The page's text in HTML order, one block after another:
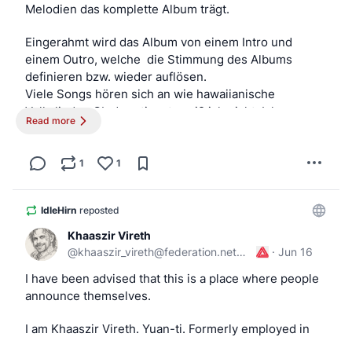
Melodien das komplette Album trägt.
Eingerahmt wird das Album von einem Intro und
einem Outro, welche  die Stimmung des Albums
definieren bzw. wieder auflösen.
Viele Songs hören sich an wie hawaiianische
Volkslieder. Ob das stimmt, weiß ich nicht. Ich
verstehe kein hawaiianisch. Zumindest geben die
Kulturbewegung. Viele seiner Lieder handeln von
Heimat, Natur und der Bewahrung der hawaiianischen
Kultur. Das merkt man auch dann, wenn man kein
Wort versteht.
Manche Stücke haben mich sogar an die Radiosender
Read more
1 1
IdleHirn reposted
Khaaszir Vireth
@khaaszir_vireth@federation.network · Jun 16
I have been advised that this is a place where people
announce themselves.
I am Khaaszir Vireth. Yuan-ti. Formerly employed in